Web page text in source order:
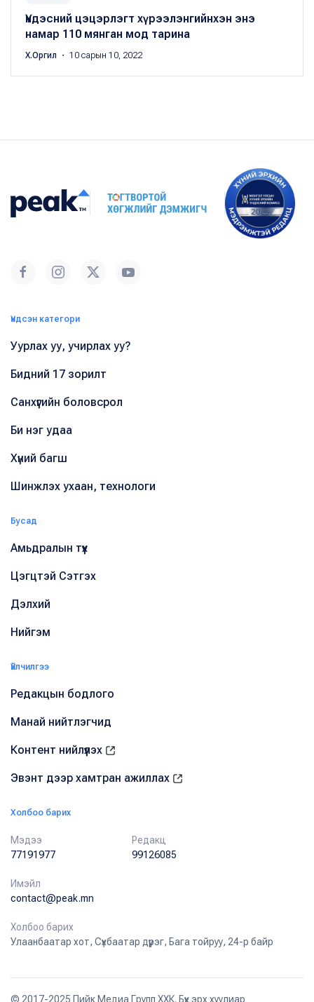
Үндэсний цэцэрлэгт хүрээлэнгийнхэн энэ
намар 110 мянган мод тарина
Х.Оргил ・ 10 сарын 10, 2022
Үндсэн категори
Уурлах уу, учирлах уу?
Бидний 17 зорилт
Санхүүгийн боловсрол
Би нэг удаа
Хүний багш
Шинжлэх ухаан, технологи
Бусад
Амьдралын түүх
Цэгцтэй Сэтгэх
Дэлхий
Нийгэм
Үйлчилгээ
Редакцын бодлого
Манай нийтлэгчид
Контент нийлүүлэх
Эвэнт дээр хамтран ажиллах
Холбоо барих
Мэдээ
77191977
Редакц
99126085
Имэйл
contact@peak.mn
Холбоо барих
Улаанбаатар хот, Сүхбаатар дүүрэг, Бага тойруу, 24-р байр
© 2017-2025 Пийк Медиа Групп ХХК. Бүх эрх хуулиар